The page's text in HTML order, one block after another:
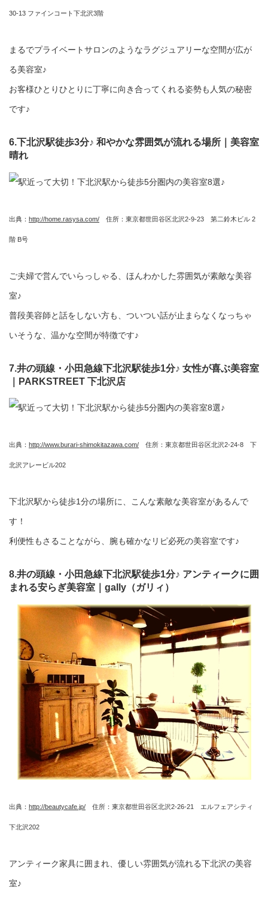
30-13 ファインコート下北沢3階
まるでプライベートサロンのようなラグジュアリーな空間が広が
る美容室♪
お客様ひとりひとりに丁寧に向き合ってくれる姿勢も人気の秘密
です♪
6.下北沢駅徒歩3分♪ 和やかな雰囲気が流れる場所｜美容室
晴れ
出典： http://home.rasysa.com/ 住所：東京都世田谷区北沢2-9-23 第二鈴木ビル 2
階 B号
ご夫婦で営んでいらっしゃる、ほんわかした雰囲気が素敵な美容
室♪
普段美容師と話をしない方も、ついつい話が止まらなくなっちゃ
いそうな、温かな空間が特徴です♪
7.井の頭線・小田急線下北沢駅徒歩1分♪ 女性が喜ぶ美容室
｜PARKSTREET 下北沢店
出典： http://www.burari-shimokitazawa.com/ 住所：東京都世田谷区北沢2-24-8 下
北沢アレービル202
下北沢駅から徒歩1分の場所に、こんな素敵な美容室があるんで
す！
利便性もさることながら、腕も確かなリピ必死の美容室です♪
8.井の頭線・小田急線下北沢駅徒歩1分♪ アンティークに囲
まれる安らぎ美容室｜gally（ガリィ）
出典： http://beautycafe.jp/ 住所：東京都世田谷区北沢2-26-21 エルフェアシティ
下北沢202
アンティーク家具に囲まれ、優しい雰囲気が流れる下北沢の美容
室♪